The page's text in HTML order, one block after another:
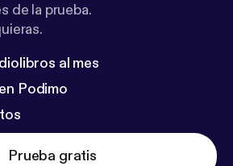
de la prueba.
al mes
Podimo
Prueba gratis